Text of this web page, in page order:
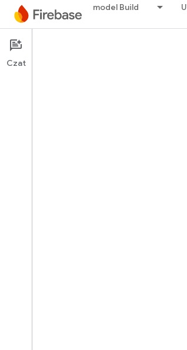
model Build
Documentation
Przegląd Fundamentals
Czat